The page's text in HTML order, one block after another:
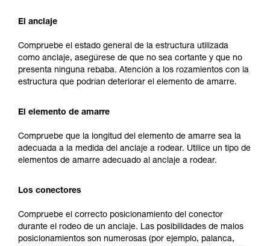
El anclaje
Compruebe el estado general de la estructura utilizada
como anclaje, asegúrese de que no sea cortante y que no
presenta ninguna rebaba. Atención a los rozamientos con la
estructura que podrían deteriorar el elemento de amarre.
El elemento de amarre
Compruebe que la longitud del elemento de amarre sea la
adecuada a la medida del anclaje a rodear. Utilice un tipo de
elementos de amarre adecuado al anclaje a rodear.
Los conectores
Compruebe el correcto posicionamiento del conector
durante el rodeo de un anclaje. Las posibilidades de malos
posicionamientos son numerosas (por ejemplo, palanca,